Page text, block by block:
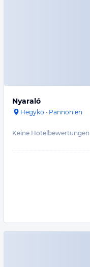
Nyaraló
Hegykö · Pannonien
Keine Hotelbewertungen